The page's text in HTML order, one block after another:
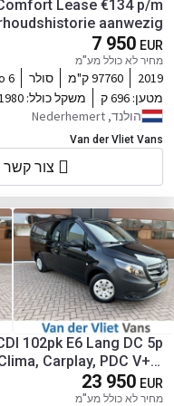
Lease €134 p/m
aanwezig
7 950 EUR
מחיר לא כולל מע"מ
2019 97760 ק"מ סולר 6
מטען: 696 ק משקל כולל: 1980
הולנד, Nederhemert
Van der Vliet Vans
צור
102pk E6 Lang DC 5p
Carplay, PDC V+A,
aanwezig
23 950 EUR
מחיר לא כולל מע"מ